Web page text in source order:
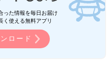
った情報を毎日お届け
く使える無料アプリ
ロード